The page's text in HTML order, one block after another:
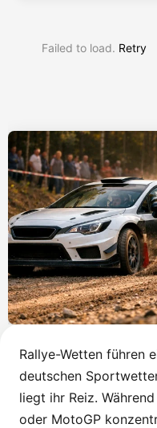
Failed to load. Retry
Rallye-Wetten führen
deutschen
liegt ihr Reiz.
oder MotoGP